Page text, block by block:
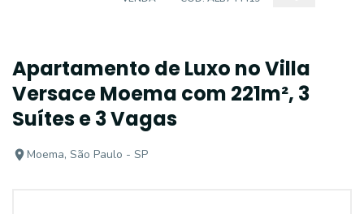
Apartamento de Luxo no Villa
Versace Moema com 221m², 3
Suítes e 3 Vagas
Moema, São Paulo - SP